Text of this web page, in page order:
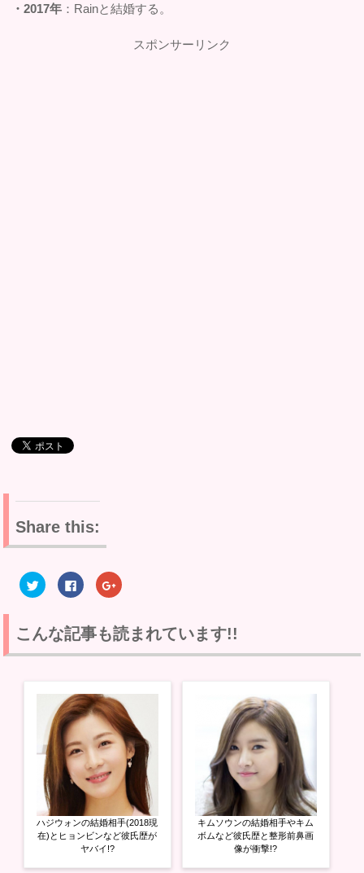
・2017年 ：Rainと結婚する。
スポンサーリンク
Share this:
ク
リ
て
T
w
i
共
有
新
し
い
ウ
ィ
ン
ド
ウ
で
開
す
F
a
o
o
k
で
る
に
は
リ
ッ
ク
し
て
く
だ
さ
い
(
新
し
い
ウ
ク
リ
て
G
o
o
+
で
共
有
(
新
し
い
ウ
ィ
ン
ド
ウ
で
開
す
こんな記事も読まれています!!
ハジウォンの結婚相手(2018現
在)とヒョンビンなど彼氏歴が
ヤバイ!?
キムソウンの結婚相手やキム
ボムなど彼氏歴と整形前鼻画
像が衝撃!?